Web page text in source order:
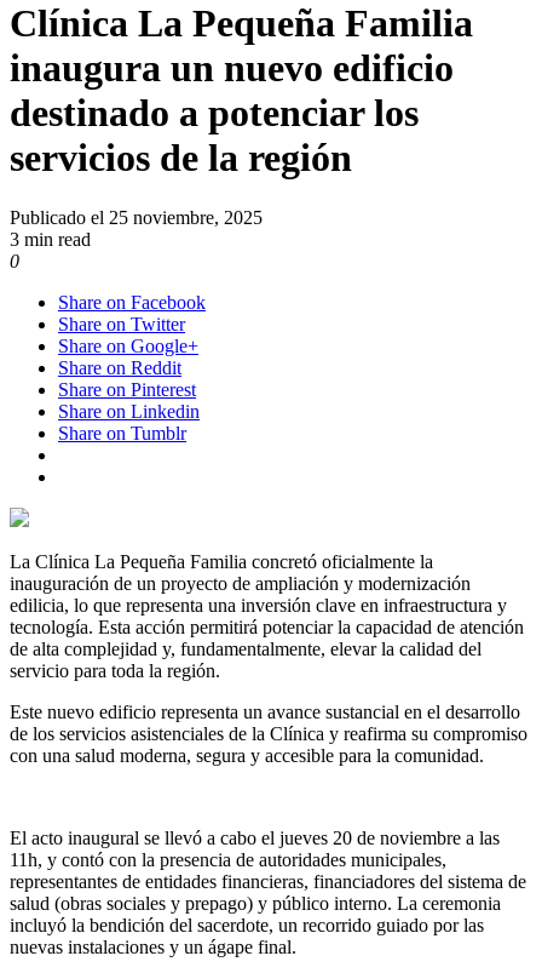
Clínica La Pequeña Familia
inaugura un nuevo edificio
destinado a potenciar los
servicios de la región
Publicado el 25 noviembre, 2025
3 min read
0
Share on Facebook
Share on Twitter
Share on Google+
Share on Reddit
Share on Pinterest
Share on Linkedin
Share on Tumblr
La Clínica La Pequeña Familia concretó oficialmente la
inauguración de un proyecto de ampliación y modernización
edilicia, lo que representa una inversión clave en infraestructura y
tecnología. Esta acción permitirá potenciar la capacidad de atención
de alta complejidad y, fundamentalmente, elevar la calidad del
servicio para toda la región.
Este nuevo edificio representa un avance sustancial en el desarrollo
de los servicios asistenciales de la Clínica y reafirma su compromiso
con una salud moderna, segura y accesible para la comunidad.
El acto inaugural se llevó a cabo el jueves 20 de noviembre a las
11h, y contó con la presencia de autoridades municipales,
representantes de entidades financieras, financiadores del sistema de
salud (obras sociales y prepago) y público interno. La ceremonia
incluyó la bendición del sacerdote, un recorrido guiado por las
nuevas instalaciones y un ágape final.